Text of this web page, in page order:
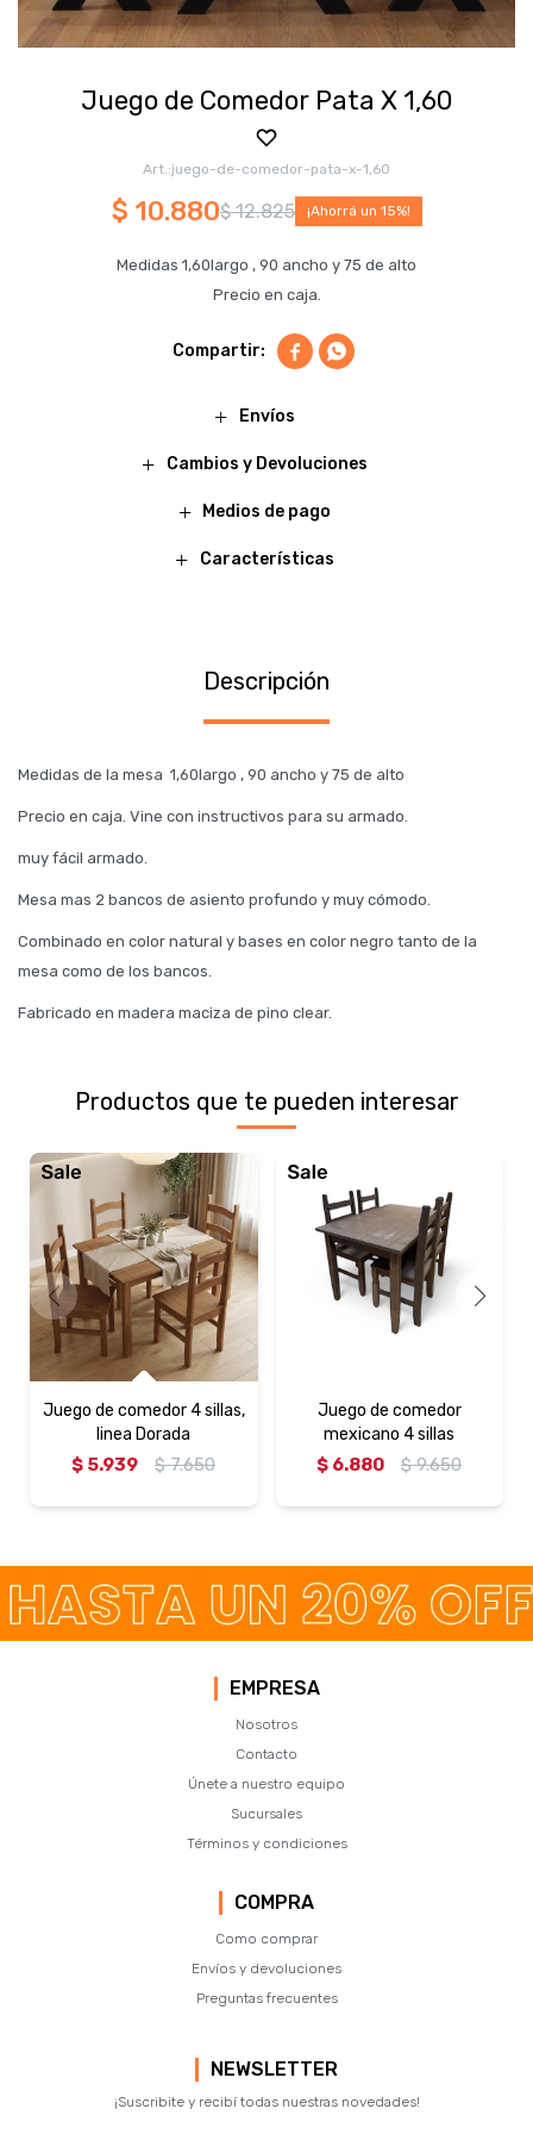
Juego de Comedor Pata X 1,60
juego-de-comedor-pata-x-1,60
$ 10.880$ 12.825 15
Medidas 1,60largo , 90 ancho y 75 de alto
Precio en caja.
 
Envíos
Cambios y Devoluciones
Medios de pago
Características
Descripción
Medidas de la mesa 1,60largo , 90 ancho y 75 de alto
Precio en caja. Vine con instructivos para su armado.
muy fácil armado.
Mesa mas 2 bancos de asiento profundo y muy cómodo.
Combinado en color natural y bases en color negro tanto de la
mesa como de los bancos.
Fabricado en madera maciza de pino clear.
Productos que te pueden interesar
Juego de comedor 4 sillas,
linea Dorada
$ 5.939 $ 7.650
Juego de comedor
mexicano 4 sillas
$ 6.880 $ 9.650
EMPRESA
Nosotros
Contacto
Únete a nuestro equipo
Sucursales
Términos y condiciones
COMPRA
Como comprar
Envíos y devoluciones
Preguntas frecuentes
NEWSLETTER
¡Suscribite y recibí todas nuestras novedades!